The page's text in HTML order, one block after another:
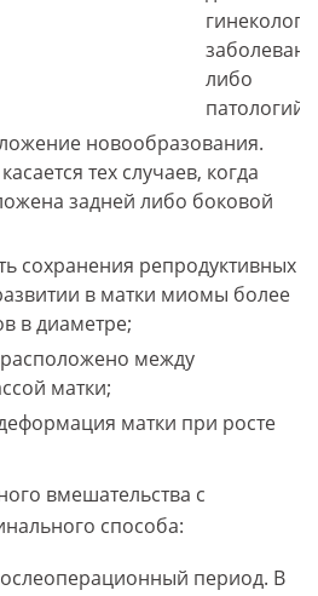
либо
патологий;
новообразования.
тех случаев, когда
задней либо боковой
сохранения репродуктивных
в матки миомы более
в диаметре;
между
матки;
матки при росте
вмешательства с
способа:
период. В